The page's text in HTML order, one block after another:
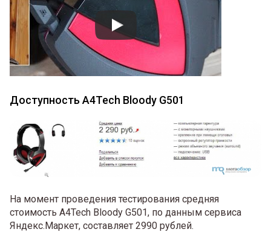
Доступность A4Tech Bloody G501
На момент проведения тестирования средняя
стоимость A4Tech Bloody G501, по данным сервиса
Яндекс.Маркет, составляет 2990 рублей.